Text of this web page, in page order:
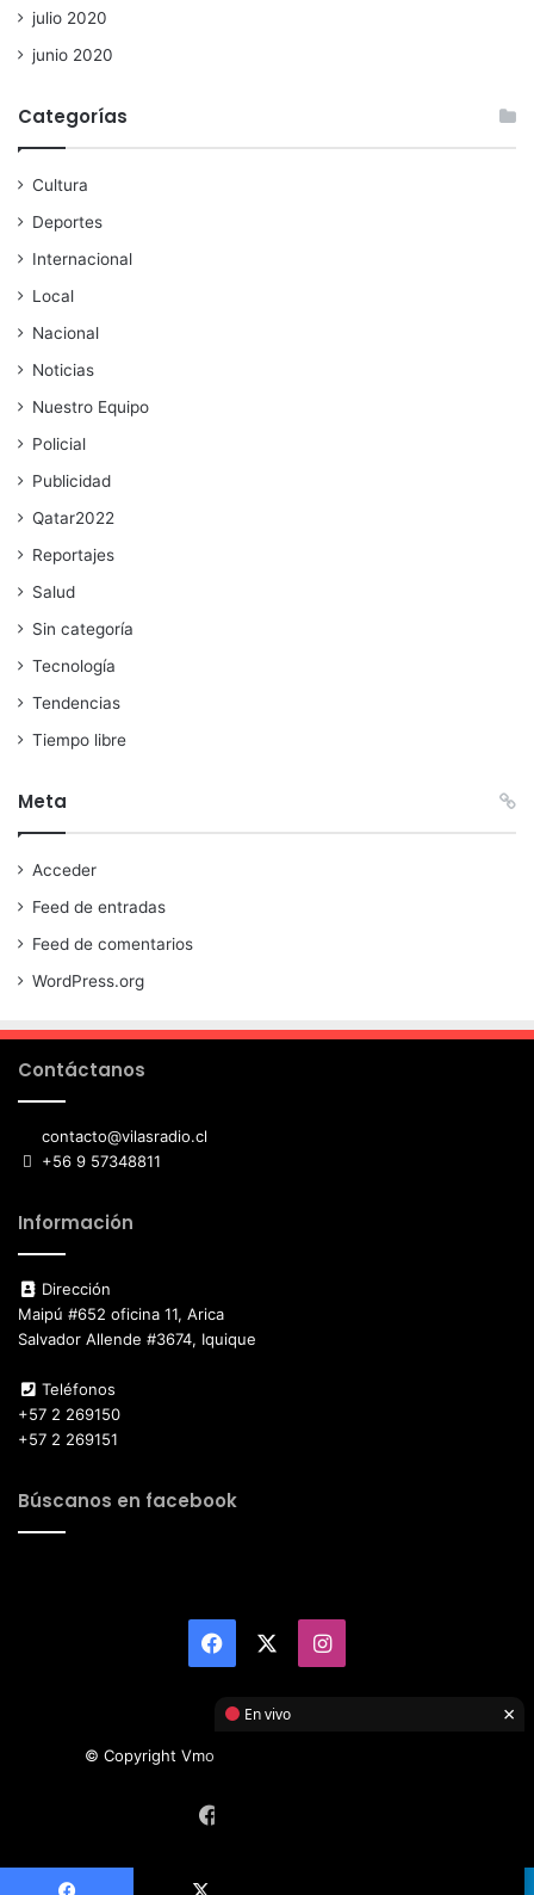
julio 2020
junio 2020
Categorías
Cultura
Deportes
Internacional
Local
Nacional
Noticias
Nuestro Equipo
Policial
Publicidad
Qatar2022
Reportajes
Salud
Sin categoría
Tecnología
Tendencias
Tiempo libre
Meta
Acceder
Feed de entradas
Feed de comentarios
WordPress.org
Contáctanos
contacto@vilasradio.cl
+56 9 57348811
Información
Dirección
Maipú #652 oficina 11, Arica
Salvador Allende #3674, Iquique
Teléfonos
+57 2 269150
+57 2 269151
Búscanos en facebook
Facebook Instagram
© Copyright Vmotor TI 2026, All Rights Reserved
En vivo ×